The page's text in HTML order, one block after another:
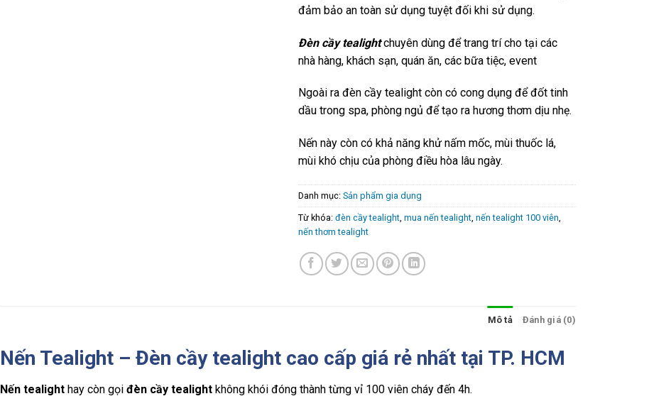
đảm bảo an toàn sử dụng tuyệt đối khi sử dụng.
Đèn cầy tealight chuyên dùng để trang trí cho tại các
nhà hàng, khách sạn, quán ăn, các bữa tiệc, event
Ngoài ra đèn cầy tealight còn có cong dụng để đốt tinh
dầu trong spa, phòng ngủ để tạo ra hương thơm dịu nhẹ.
Nến này còn có khả năng khử nấm mốc, mùi thuốc lá,
mùi khó chịu của phòng điều hòa lâu ngày.
Danh mục:Sản phẩm gia dụng
Từ khóa:đèn cầy tealight ,mua nến tealight ,nến tealight 100 viên
nến thơm tealight
Mô tả Đánh giá (0)
Nến Tealight – Đèn cầy tealight cao cấp giá rẻ nhất tại TP. HCM
Nến tealighthay còn gọi đèn cầy tealight không khói đóng thành từng vỉ 100 viên cháy đến 4h.